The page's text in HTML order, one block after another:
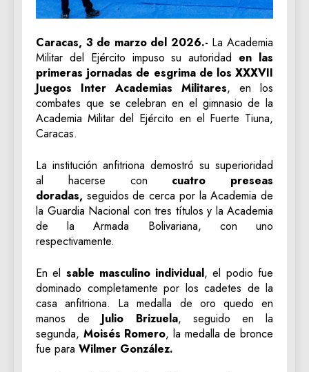
Caracas, 3 de marzo del 2026.- La Academia
Militar del Ejército impuso su autoridad en las
primeras jornadas de esgrima de los XXXVII
Juegos Inter Academias Militares, en los
combates que se celebran en el gimnasio de la
Academia Militar del Ejército en el Fuerte Tiuna,
Caracas.
La institución anfitriona demostró su superioridad
al hacerse con cuatro preseas
doradas, seguidos de cerca por la Academia de
la Guardia Nacional con tres títulos y la Academia
de la Armada Bolivariana, con uno
respectivamente.
En el sable masculino individual, el podio fue
dominado completamente por los cadetes de la
casa anfitriona. La medalla de oro quedo en
manos de Julio Brizuela, seguido en la
segunda, Moisés Romero, la medalla de bronce
fue para Wilmer González.